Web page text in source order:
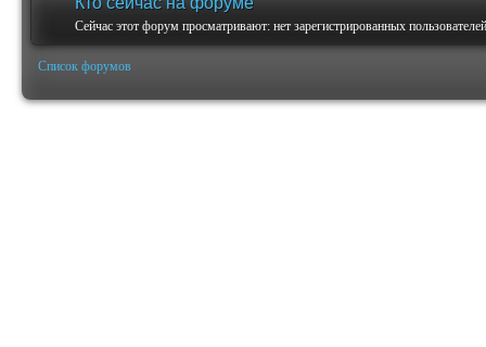
Сейчас этот форум просматривают: нет зарегистрированных
Список форумов